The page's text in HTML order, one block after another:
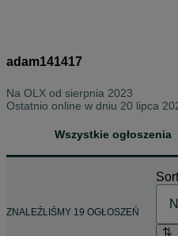
adam141417
Na OLX od sierpnia 2023
Ostatnio online w dniu 20 lipca
Wszystkie ogłoszenia
ZNALEŹLIŚMY 19 OGŁOSZEŃ